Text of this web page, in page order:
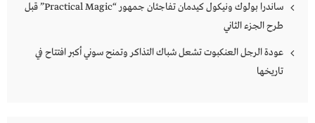
ساندرا بولوك ونيكول كيدمان تفاجئان جمهور “Practical Magic” قبل
طرح الجزء الثاني
عودة الرجل العنكبوت تشعل شباك التذاكر وتمنح سوني أكبر افتتاح في
تاريخها